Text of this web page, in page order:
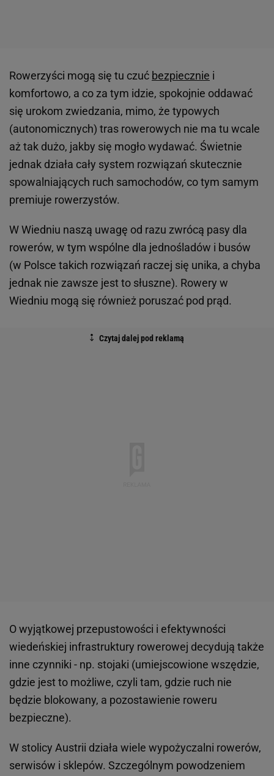
Rowerzyści mogą się tu czuć bezpiecznie i
komfortowo, a co za tym idzie, spokojnie oddawać
się urokom zwiedzania, mimo, że typowych
(autonomicznych) tras rowerowych nie ma tu wcale
aż tak dużo, jakby się mogło wydawać. Świetnie
jednak działa cały system rozwiązań skutecznie
spowalniających ruch samochodów, co tym samym
premiuje rowerzystów.
W Wiedniu naszą uwagę od razu zwrócą pasy dla
rowerów, w tym wspólne dla jednośladów i busów
(w Polsce takich rozwiązań raczej się unika, a chyba
jednak nie zawsze jest to słuszne). Rowery w
Wiedniu mogą się również poruszać pod prąd.
O wyjątkowej przepustowości i efektywności
wiedeńskiej infrastruktury rowerowej decydują także
inne czynniki - np. stojaki (umiejscowione wszędzie,
gdzie jest to możliwe, czyli tam, gdzie ruch nie
będzie blokowany, a pozostawienie roweru
bezpieczne).
W stolicy Austrii działa wiele wypożyczalni rowerów,
serwisów i sklepów. Szczególnym powodzeniem